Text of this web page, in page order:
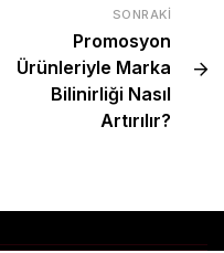
SONRAKI
Promosyon
Ürünleriyle Marka
Bilinirliği Nasıl
Artırılır?